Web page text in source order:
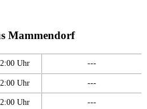
Mammendorf
Uhr ---
Uhr ---
Uhr ---